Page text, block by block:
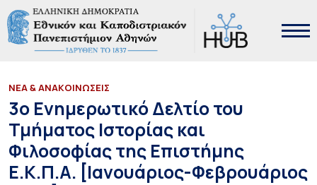
ΝΕΑ & ΑΝΑΚΟΙΝΩΣΕΙΣ
3ο Ενημερωτικό Δελτίο του
Τμήματος Ιστορίας και
Φιλοσοφίας της Επιστήμης
Ε.Κ.Π.Α. [Ιανουάριος-Φεβρουάριος